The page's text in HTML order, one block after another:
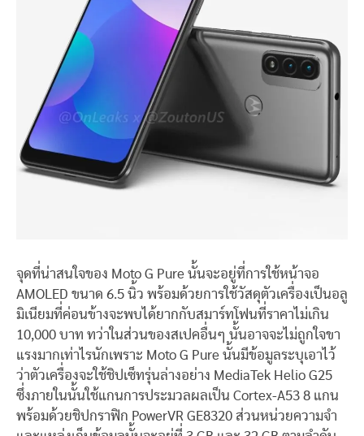
จุดที่น่าสนใจของ Moto G Pure นั้นจะอยู่ที่การใช้หน้าจอ
AMOLED ขนาด 6.5 นิ้ว พร้อมด้วยการใช้วัสดุตัวเครื่องเป็นอลู
มิเนียมที่ค่อนข้างจะพบได้ยากกับสมาร์ทโฟนที่ราคาไม่เกิน
10,000 บาท ทว่าในส่วนของสเปคอื่นๆ นั้นอาจจะไม่ถูกใจขา
แรงมากเท่าไรนักเพราะ Moto G Pure นั้นมีข้อมูลระบุเอาไว้
ว่าตัวเครื่องจะใช้ชิปเซ็ทรุ่นล่างอย่าง MediaTek Helio G25
ซึ่งภายในนั้นใช้แกนการประมวลผลเป็น Cortex-A53 8 แกน
พร้อมด้วยชิปกราฟิก PowerVR GE8320 ส่วนหน่วยความจำ